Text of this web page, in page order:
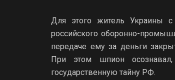
Для этого житель Украины с
российского оборонно-
передаче ему за деньги
При этом шпион осознавал,
государственную тайну РФ.